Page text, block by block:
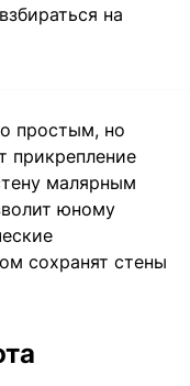
на
простым, но
прикрепление
малярным
юному
сохранят стены